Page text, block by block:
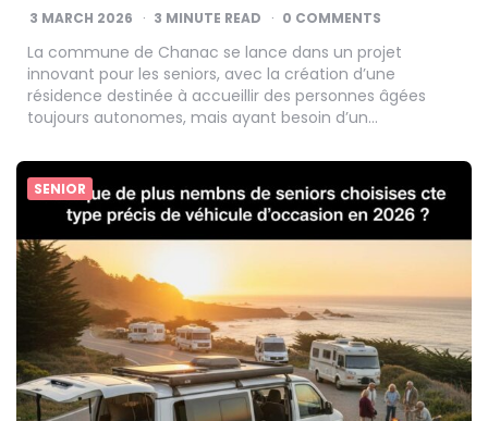
3 MARCH 2026 3 MINUTE READ 0 COMMENTS
La commune de Chanac se lance dans un projet
innovant pour les seniors, avec la création d’une
résidence destinée à accueillir des personnes âgées
toujours autonomes, mais ayant besoin d’un…
SENIOR